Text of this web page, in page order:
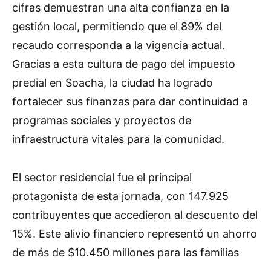
cifras demuestran una alta confianza en la
gestión local, permitiendo que el 89% del
recaudo corresponda a la vigencia actual.
Gracias a esta cultura de pago del impuesto
predial en Soacha, la ciudad ha logrado
fortalecer sus finanzas para dar continuidad a
programas sociales y proyectos de
infraestructura vitales para la comunidad.
El sector residencial fue el principal
protagonista de esta jornada, con 147.925
contribuyentes que accedieron al descuento del
15%. Este alivio financiero representó un ahorro
de más de $10.450 millones para las familias